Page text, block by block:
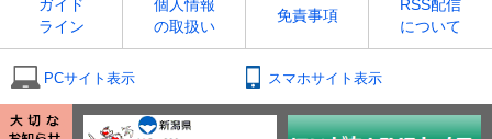
ガイド
ライン
個人情報
の取扱い
免責事項
RSS配信
について
PCサイト表示 スマホサイト表示